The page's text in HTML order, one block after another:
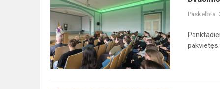
susikaupimo
valanda
Paskelbta: